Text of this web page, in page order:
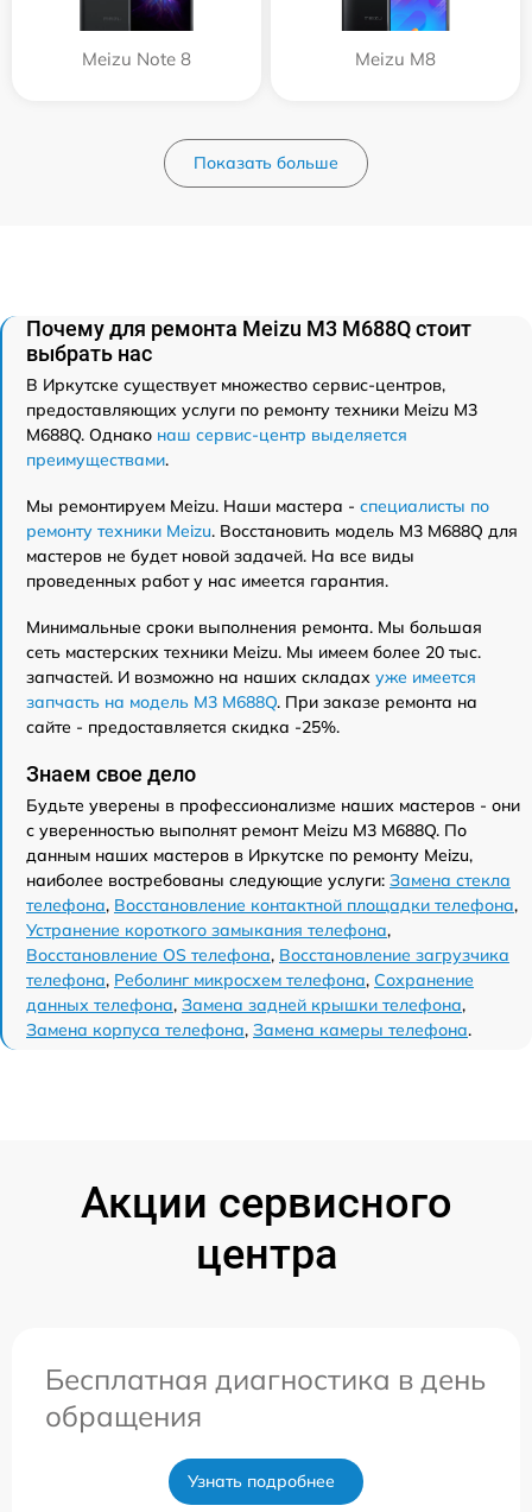
Meizu Note 8 Meizu M8
Показать больше
Почему для ремонта Meizu M3 M688Q стоит
выбрать нас
В Иркутске существует множество сервис-центров,
предоставляющих услуги по ремонту техники Meizu M3
M688Q. Однако наш сервис-центр выделяется
преимуществами.
Мы ремонтируем Meizu. Наши мастера - специалисты по
ремонту техники Meizu. Восстановить модель M3 M688Q для
мастеров не будет новой задачей. На все виды
проведенных работ у нас имеется гарантия.
Минимальные сроки выполнения ремонта. Мы большая
сеть мастерских техники Meizu. Мы имеем более 20 тыс.
запчастей. И возможно на наших складах уже имеется
запчасть на модель M3 M688Q. При заказе ремонта на
сайте - предоставляется скидка -25%.
Знаем свое дело
Будьте уверены в профессионализме наших мастеров - они
с уверенностью выполнят ремонт Meizu M3 M688Q. По
данным наших мастеров в Иркутске по ремонту Meizu,
наиболее востребованы следующие услуги: Замена стекла
телефона, Восстановление контактной площадки телефона,
Устранение короткого замыкания телефона,
Восстановление OS телефона, Восстановление загрузчика
телефона, Реболинг микросхем телефона, Сохранение
данных телефона, Замена задней крышки телефона,
Замена корпуса телефона, Замена камеры телефона.
Акции сервисного
центра
Бесплатная диагностика в день
обращения
Узнать подробнее